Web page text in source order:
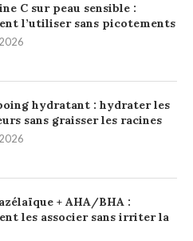
C sur peau sensible :
l’utiliser sans picotements
hydratant : hydrater les
sans graisser les racines
+ AHA/BHA :
les associer sans irriter la